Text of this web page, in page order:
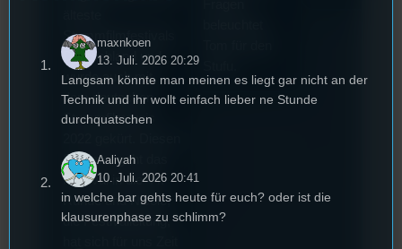
Stummfilmfestivals
Deutschland und
wurde auch mit
dem deutschen
Stummfilmpreis
Sommer geht das
Festival in die 44.
Runde und Nicole,
die Festivalleitung,
maxnkoen
13. Juli. 2026 20:29
Langsam könnte man meinen es liegt gar nicht an der
Technik und ihr wollt einfach lieber ne Stunde
durchquatschen
Aaliyah
10. Juli. 2026 20:41
in welche bar gehts heute für euch? oder ist die
klausurenphase zu schlimm?